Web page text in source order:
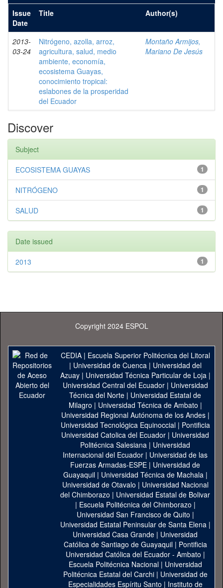
Issue
Date
Title Author(s)
2013-
03-24
Nitrógeno, azolla, arroz,
agricultura, salud, medio
ambiente, economía,
ecosistema Guayas,
conocimiento tropical:
eslabones de la prosperidad
del Ecuador
Montaño Armijos,
Mariano De Jesús
Discover
Subject
1
ECOSISTEMA GUAYAS
1
NITRÓGENO
1
SALUD
Date issued
1
2013
Copyright 2024 ESPOL
CEDIA| Escuela Superior Politécnica del Litoral
| Universidad de Cuenca| Universidad del
Azuay| Universidad Técnica Particular de Loja|
Universidad Central del Ecuador| Universidad
Técnica del Norte | Universidad Estatal de
Milagro | Universidad Técnica de Ambato |
Universidad Regional Autónoma de los Andes|
Universidad Tecnológica Equinoccial| Pontificia
Universidad Catolica del Ecuador | Universidad
Politécnica Salesiana | Universidad
Internacional del Ecuador | Universidad de las
Fuerzas Armadas-ESPE | Universidad de
Guayaquil| Universidad Técnica de Machala|
Universidad de Otavalo | Universidad Nacional
del Chimborazo | Universidad Estatal de Bolivar
| Escuela Politécnica del Chimborazo |
Universidad San Francisco de Quito |
Universidad Estatal Peninsular de Santa Elena|
Universidad Casa Grande | Universidad
Católica de Santiago de Guayaquil| Pontificia
Universidad Católica del Ecuador - Ambato |
Escuela Politécnica Nacional| Universidad
Politécnica Estatal del Carchi| Universidad de
Especialidades Espíritu Santo | Instituto de